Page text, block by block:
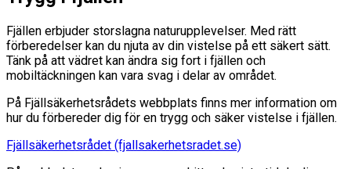
Fjällen erbjuder storslagna naturupplevelser. Med rätt
förberedelser kan du njuta av din vistelse på ett säkert sätt.
Tänk på att vädret kan ändra sig fort i fjällen och
mobiltäckningen kan vara svag i delar av området.
På Fjällsäkerhetsrådets webbplats finns mer information om
hur du förbereder dig för en trygg och säker vistelse i fjällen.
Fjällsäkerhetsrådet (fjallsakerhetsradet.se)